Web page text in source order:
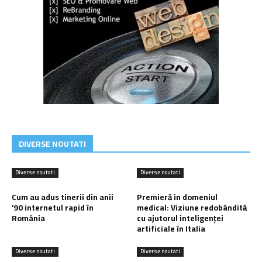
DIVERSE NOUTATI
Diverse noutati
Cum au adus tinerii din anii
’90 internetul rapid în
România
Diverse noutati
Premieră în domeniul
medical: Viziune redobândită
cu ajutorul inteligenței
artificiale în Italia
Diverse noutati Diverse noutati